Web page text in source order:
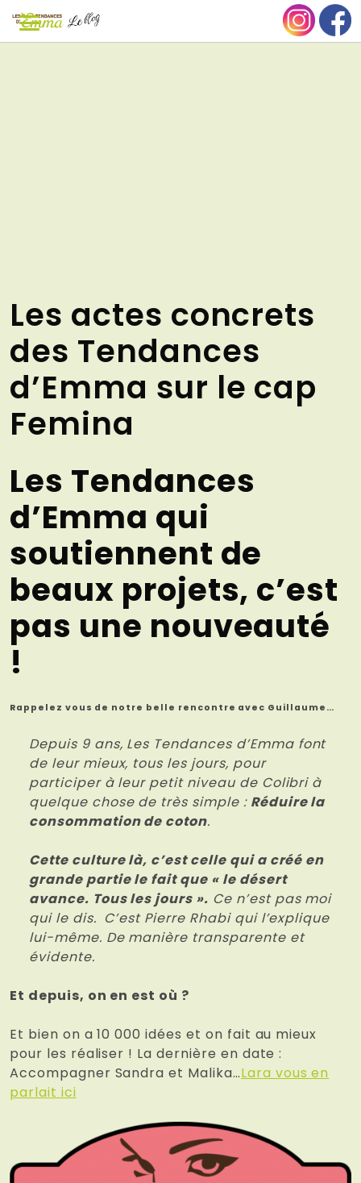
Aller
contenu
Les actes concrets
des Tendances
d’Emma sur le cap
Femina
Les Tendances
d’Emma qui
soutiennent de
beaux projets, c’est
pas une nouveauté
!
Rappelez vous de notre belle rencontre avec Guillaume…
Depuis 9 ans, Les Tendances d’Emma font
de leur mieux, tous les jours, pour
participer à leur petit niveau de Colibri à
quelque chose de très simple : Réduire la
consommation de coton.
Cette culture là, c’est celle qui a créé en
grande partie le fait que « le désert
avance. Tous les jours ». Ce n’est pas moi
qui le dis. C’est Pierre Rhabi qui l’explique
lui-même. De manière transparente et
évidente.
Et depuis, on en est où ?
Et bien on a 10 000 idées et on fait au mieux
pour les réaliser ! La dernière en date :
Accompagner Sandra et Malika…Lara vous en
parlait ici